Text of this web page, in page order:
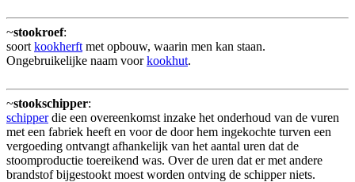
~stookroef:
soort kookherft met opbouw, waarin men kan staan.
Ongebruikelijke naam voorkookhut.
~stookschipper:
schipperdie een overeenkomst inzake het onderhoud van de vuren
met een fabriek heeft en voor de door hem ingekochte turven een
vergoeding ontvangt afhankelijk van het aantal uren dat de
stoomproductie toereikend was. Over de uren dat er met andere
brandstof bijgestookt moest worden ontving de schipper niets.